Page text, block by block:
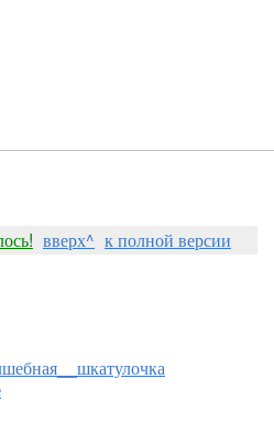
вверх^ к полной версии